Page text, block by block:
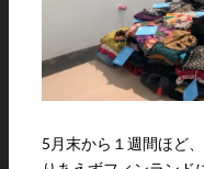
5月末から１週間ほど